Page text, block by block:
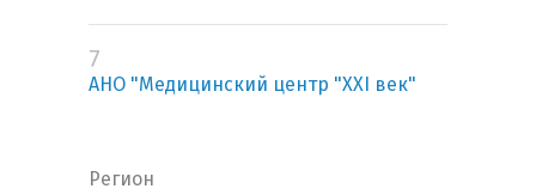
7
АНО "Медицинский центр "XXI век"
Регион